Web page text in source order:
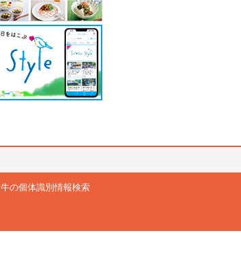
牛の個体識別情報検索